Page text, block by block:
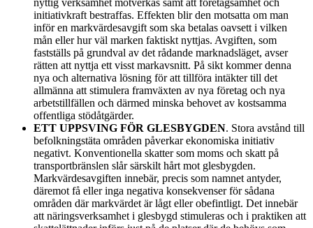
initiativkraft bestraffas. Effekten blir den motsatta om man
inför en markvärdesavgift som ska betalas oavsett i vilken
mån eller hur väl marken faktiskt nyttjas. Avgiften, som
fastställs på grundval av det rådande marknadsläget, avser
rätten att nyttja ett visst markavsnitt. På sikt kommer denna
nya och alternativa lösning för att tillföra intäkter till det
allmänna att stimulera framväxten av nya företag och nya
arbetstillfällen och därmed minska behovet av kostsamma
offentliga stödåtgärder.
ETT UPPSVING FÖR GLESBYGDEN. Stora avstånd till
befolkningstäta områden påverkar ekonomiska initiativ
negativt. Konventionella skatter som moms och skatt på
transportbränslen slår särskilt hårt mot glesbygden.
Markvärdesavgiften innebär, precis som namnet antyder,
däremot få eller inga negativa konsekvenser för sådana
områden där markvärdet är lågt eller obefintligt. Det innebär
att näringsverksamhet i glesbygd stimuleras och i praktiken att